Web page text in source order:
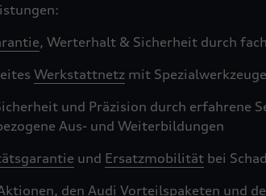
, Werterhalt & Sicherheit durch
Werkstattnetz mit
und Präzision durch erfahrene
Aus- und Weiterbildungen
und Ersatzmobilität bei
, den Audi Vorteilspaketen und